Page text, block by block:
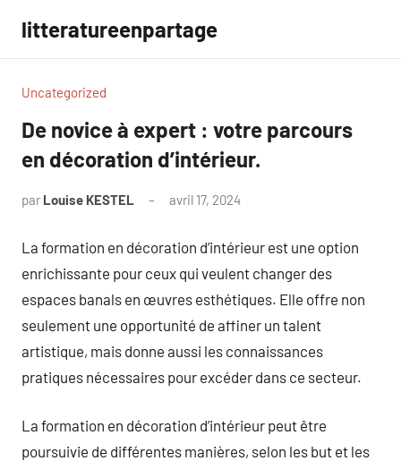
contenu
litteratureenpartage
Uncategorized
De novice à expert : votre parcours
en décoration d’intérieur.
par Louise KESTEL avril 17, 2024
La formation en décoration d’intérieur est une option
enrichissante pour ceux qui veulent changer des
espaces banals en œuvres esthétiques. Elle offre non
seulement une opportunité de affiner un talent
artistique, mais donne aussi les connaissances
pratiques nécessaires pour excéder dans ce secteur.
La formation en décoration d’intérieur peut être
poursuivie de différentes manières, selon les but et les